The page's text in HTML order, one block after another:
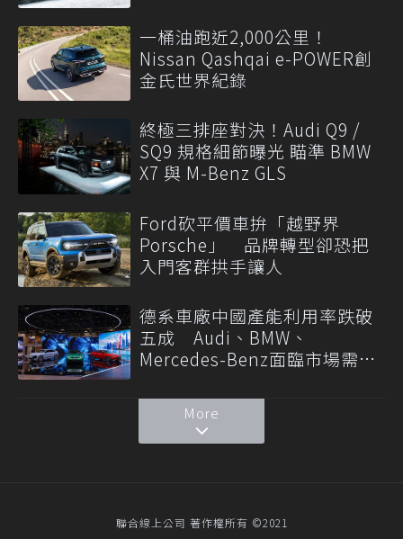
一桶油跑近2,000公里！
Nissan Qashqai e-POWER創
金氏世界紀錄
終極三排座對決！Audi Q9 /
SQ9 規格細節曝光 瞄準 BMW
X7 與 M-Benz GLS
Ford砍平價車拚「越野界
Porsche」 品牌轉型卻恐把
入門客群拱手讓人
德系車廠中國產能利用率跌破
五成 Audi、BMW、
Mercedes-Benz面臨市場需求
More
聯合線上公司 著作權所有 ©2021